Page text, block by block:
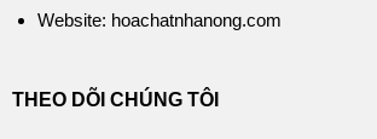
Website: hoachatnhanong.com
THEO DÕI CHÚNG TÔI